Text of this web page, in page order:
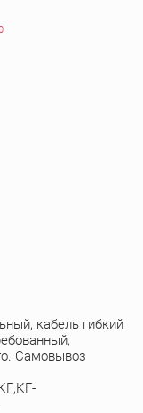
кабель гибкий
Самовывоз